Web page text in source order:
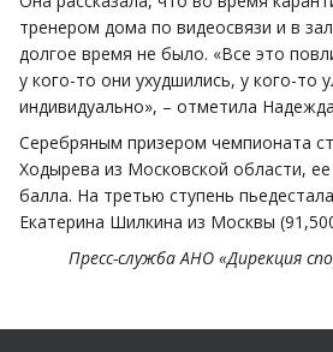
тренером дома по видеосвязи и в
долгое время не было. «Все это
у кого-то они ухудшились, у кого-то
индивидуально», – отметила
Серебряным призером чемпионата
Ходырева из Московской области, ее
балла. На третью ступень
Екатерина Шилкина из Москвы
Пресс-служба АНО «Дирекция